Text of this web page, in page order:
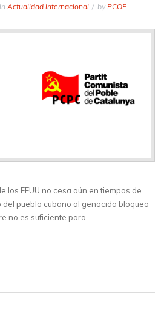
in Actualidad internacional by PCOE
los EEUU no cesa aún en tiempos de
del pueblo cubano al genocida bloqueo
no es suficiente para…